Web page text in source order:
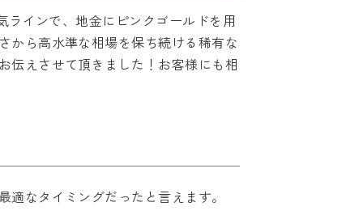
ラインで、地金にピンクゴールドを用
から高水準な相場を保ち続ける稀有な
伝えさせて頂きました！お客様にも相
なタイミングだったと言えます。